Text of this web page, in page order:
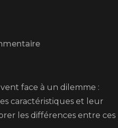
on
guitare
:
quel
face à un dilemme :
caractéristiques et leur
les différences entre ces